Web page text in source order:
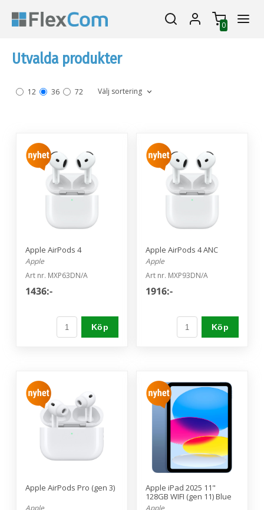
0
Utvalda produkter
12 36 72 Välj sortering
Apple AirPods 4
Apple
Art nr. MXP63DN/A
1436:-
Köp
Apple AirPods 4 ANC
Apple
Art nr. MXP93DN/A
1916:-
Köp
Apple AirPods Pro (gen 3)
Apple
Apple iPad 2025 11"
128GB WIFI (gen 11) Blue
Apple